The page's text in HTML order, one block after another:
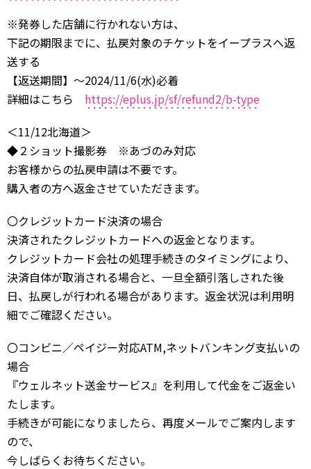
※発券した店舗に行かれない方は、
下記の期限までに、払戻対象のチケットをイープラスへ返
送する
【返送期間】～2024/11/6(水)必着
詳細はこちら https://eplus.jp/sf/refund2/b-type
＜11/12北海道＞
◆２ショット撮影券 ※あづのみ対応
お客様からの払戻申請は不要です。
購入者の方へ返金させていただきます。
〇クレジットカード決済の場合
決済されたクレジットカードへの返金となります。
クレジットカード会社の処理手続きのタイミングにより、
決済自体が取消される場合と、一旦全額引落しされた後
日、払戻しが行われる場合があります。返金状況は利用明
細でご確認ください。
〇コンビニ／ペイジー対応ATM,ネットバンキング支払いの
場合
『ウェルネット送金サービス』を利用して代金をご返金い
たします。
手続きが可能になりましたら、再度メールでご案内します
ので、
今しばらくお待ちください。